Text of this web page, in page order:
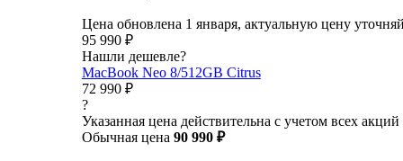
Цена обновлена 1 января, актуальную цену
95 990 ₽
Нашли дешевле?
MacBook Neo 8/512GB Citrus
72 990 ₽
?
Указанная цена действительна с учетом всех акций
Обычная цена 90 990 ₽